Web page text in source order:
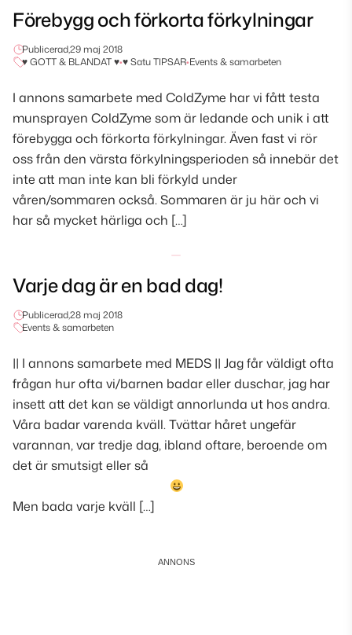
Förebygg och förkorta förkylningar
Publicerad,29 maj 2018
♥ GOTT & BLANDAT ♥•♥ Satu TIPSAR•Events & samarbeten
I annons samarbete med ColdZyme har vi fått testa
munsprayen ColdZyme som är ledande och unik i att
förebygga och förkorta förkylningar. Även fast vi rör
oss från den värsta förkylningsperioden så innebär det
inte att man inte kan bli förkyld under
våren/sommaren också. Sommaren är ju här och vi
har så mycket härliga och […]
Varje dag är en bad dag!
Publicerad,28 maj 2018
Events & samarbeten
|| I annons samarbete med MEDS || Jag får väldigt ofta
frågan hur ofta vi/barnen badar eller duschar, jag har
insett att det kan se väldigt annorlunda ut hos andra.
Våra badar varenda kväll. Tvättar håret ungefär
varannan, var tredje dag, ibland oftare, beroende om
det är smutsigt eller så
Men bada varje kväll […]